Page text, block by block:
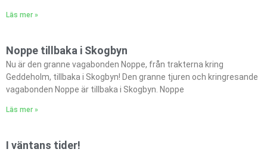
Läs mer »
Noppe tillbaka i Skogbyn
Nu är den granne vagabonden Noppe, från trakterna kring
Geddeholm, tillbaka i Skogbyn! Den granne tjuren och kringresande
vagabonden Noppe är tillbaka i Skogbyn. Noppe
Läs mer »
I väntans tider!